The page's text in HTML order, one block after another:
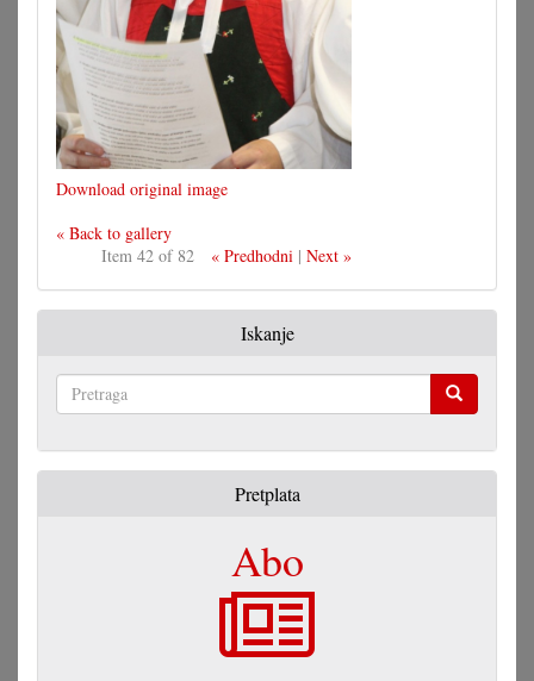
Download original image
« Back to gallery
Item 42 of 82
« Predhodni| Next »
Iskanje
Pretplata
Abo